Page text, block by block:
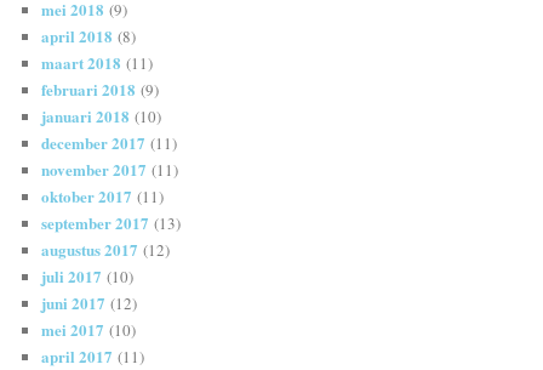
mei 2018 (9)
april 2018 (8)
maart 2018 (11)
februari 2018 (9)
januari 2018 (10)
december 2017 (11)
november 2017 (11)
oktober 2017 (11)
september 2017 (13)
augustus 2017 (12)
juli 2017 (10)
juni 2017 (12)
mei 2017 (10)
april 2017 (11)